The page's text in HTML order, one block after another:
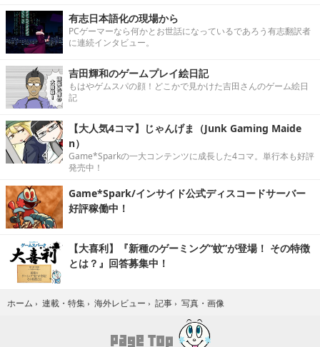
有志日本語化の現場から
PCゲーマーなら何かとお世話になっているであろう有志翻訳者
に連続インタビュー。
吉田輝和のゲームプレイ絵日記
もはやゲムスパの顔！どこかで見かけた吉田さんのゲーム絵日
記
【大人気4コマ】じゃんげま（Junk Gaming Maide
n）
Game*Sparkの一大コンテンツに成長した4コマ。単行本も好評
発売中！
Game*Spark/インサイド公式ディスコードサーバー
好評稼働中！
【大喜利】『新種のゲーミング“蚊”が登場！ その特徴
とは？』回答募集中！
ホーム › 連載・特集 › 海外レビュー › 記事 › 写真・画像